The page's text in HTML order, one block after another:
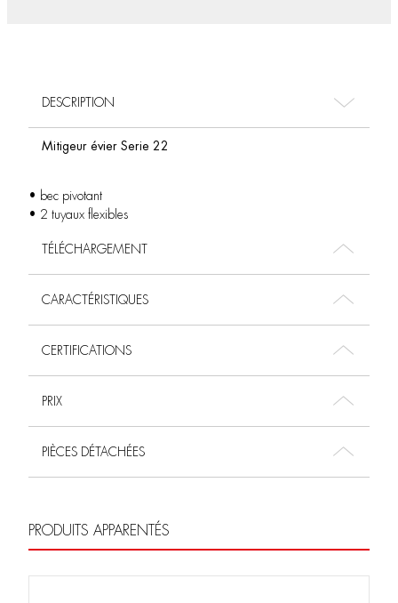
DESCRIPTION
Mitigeur évier Serie 22
• bec pivotant
• 2 tuyaux flexibles
TÉLÉCHARGEMENT
CARACTÉRISTIQUES
CERTIFICATIONS
PRIX
PIÈCES DÉTACHÉES
PRODUITS APPARENTÉS